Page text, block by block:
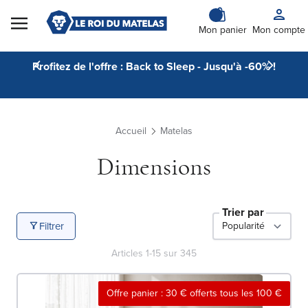
Skip to Content
Mon panier Mon compte
Profitez de l'offre : Back to Sleep - Jusqu'à -60% !
Accueil Matelas
Dimensions
Filtrer
Trier par
Articles 1-15 sur345
Offre panier : 30 € offerts tous les 100 €